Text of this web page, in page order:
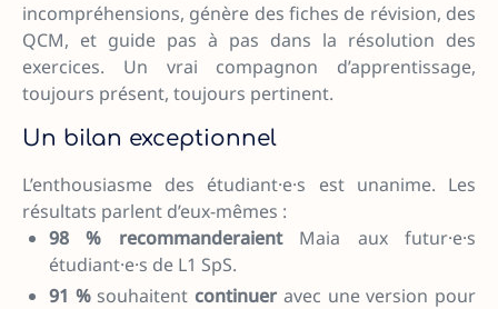
incompréhensions, génère des fiches de révision, des
QCM, et guide pas à pas dans la résolution des
exercices. Un vrai compagnon d’apprentissage,
toujours présent, toujours pertinent.
Un bilan exceptionnel
L’enthousiasme des étudiant·e·s est unanime. Les
résultats parlent d’eux-mêmes :
98 % recommanderaient Maia aux futur·e·s
étudiant·e·s de L1 SpS.
91 % souhaitent continuer avec une version pour